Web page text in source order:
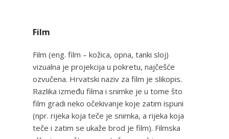
Film
Film (eng. film – kožica, opna, tanki sloj)
vizualna je projekcija u pokretu, najčešće
ozvučena. Hrvatski naziv za film je slikopis.
Razlika između filma i snimke je u tome što
film gradi neko očekivanje koje zatim ispuni
(npr. rijeka koja teče je snimka, a rijeka koja
teče i zatim se ukaže brod je film). Filmska